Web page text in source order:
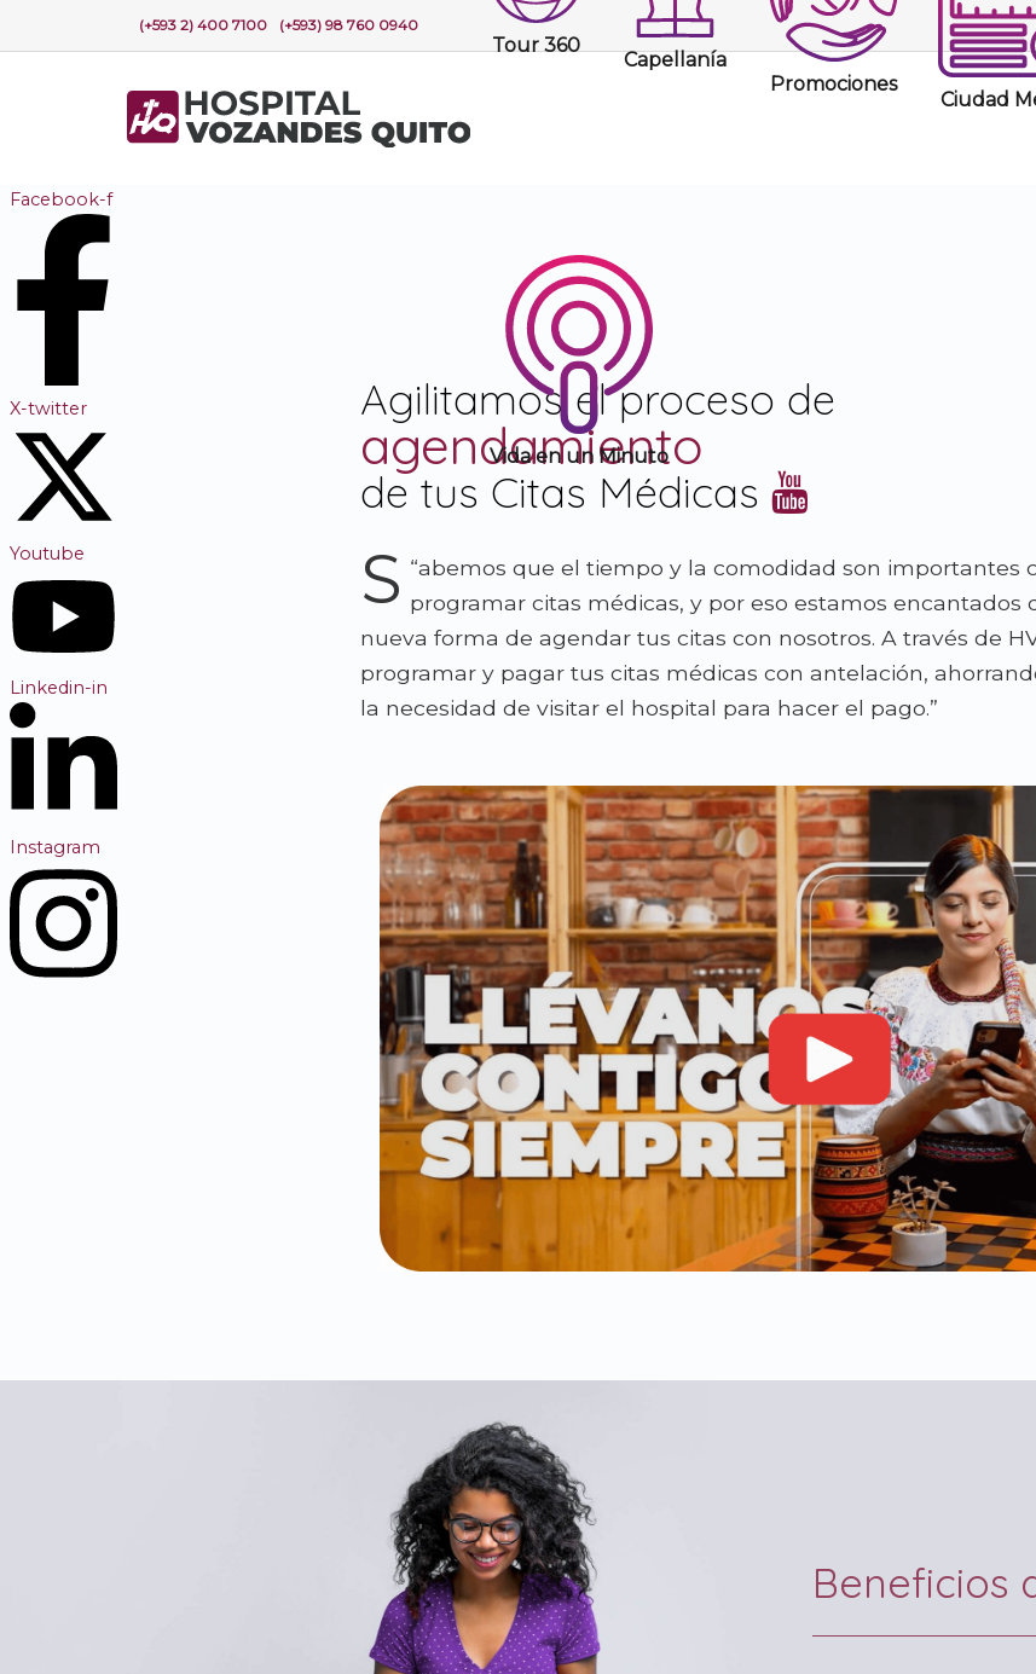
(+593 2) 400 7100 (+593) 98 760 0940
Tour360
Capellanía
Promociones
Ciudad
Vida en un Minuto
Facebook-f
X-twitter
Youtube
Linkedin-in
Instagram
Agilitamos el proceso de
agendamiento
de tus Citas Médicas
“
S
abemos que el tiempo y la comodidad son importantes
programar citas médicas, y por eso estamos encantados
nueva forma de agendar tus citas con nosotros.A través de
programar y pagar tus citas médicas con antelación,
la necesidad de visitar el hospital para hacer el pago.”
Beneficios